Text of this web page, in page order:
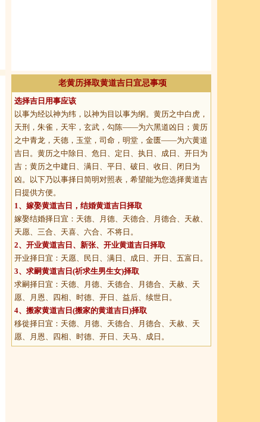
老黄历择取黄道吉日宜忌事项
选择吉日用事应该
以事为经以神为纬，以神为目以事为纲。黄历之中白虎，
天刑，朱雀，天牢，玄武，勾陈——为六黑道凶日；黄历
之中青龙，天德，玉堂，司命，明堂，金匮——为六黄道
吉日。黄历之中除日、危日、定日、执日、成日、开日为
吉；黄历之中建日、满日、平日、破日、收日、闭日为
凶。以下乃以事择日简明对照表，希望能为您选择黄道吉
日提供方便。
1、 嫁娶黄道吉日 ，结婚黄道吉日择取
嫁娶结婚择日宜：天德、月德、天德合、月德合、天赦、
天愿、三合、天喜、六合、不将日。
2、 开业黄道吉日 、新张、开业黄道吉日择取
开业择日宜：天愿、民日、满日、成日、开日、五富日。
3、 求嗣黄道吉日 (祈求生男生女)择取
求嗣择日宜：天德、月德、天德合、月德合、天赦、天
愿、月恩、四相、时德、开日、益后、续世日。
4、 搬家黄道吉日 (搬家的黄道吉日)择取
移徙择日宜：天德、月德、天德合、月德合、天赦、天
愿、月恩、四相、时德、开日、天马、成日。